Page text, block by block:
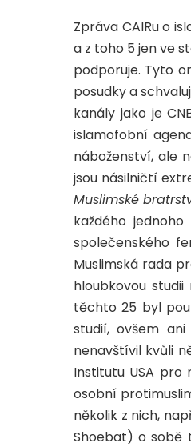
Zpráva CAIRu o
a z toho 5 jen ve
podporuje. Tyto
posudky a
kanály jako je
islamofobní
náboženství, ale
jsou násilničtí
Muslimské
každého
společenského
Muslimská rada
hloubkovou
těchto 25 byl
studií, ovšem
nenavštívil kvůli
Institutu USA pro
osobní
několik z nich,
Shoebat) o sobě